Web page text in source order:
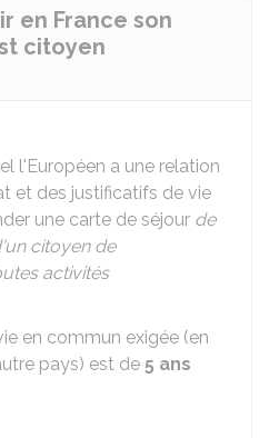
en France son
citoyen
l'Européen a une relation
et des justificatifs de vie
une carte de séjour de
citoyen de
activités
en commun exigée (en
pays) est de 5 ans